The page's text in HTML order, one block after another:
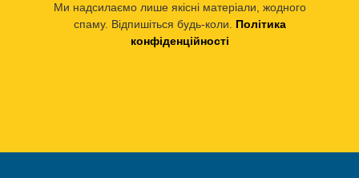
Ми надсилаємо лише якісні матеріали, жодного
спаму. Відпишіться будь-коли. Політика
конфіденційності